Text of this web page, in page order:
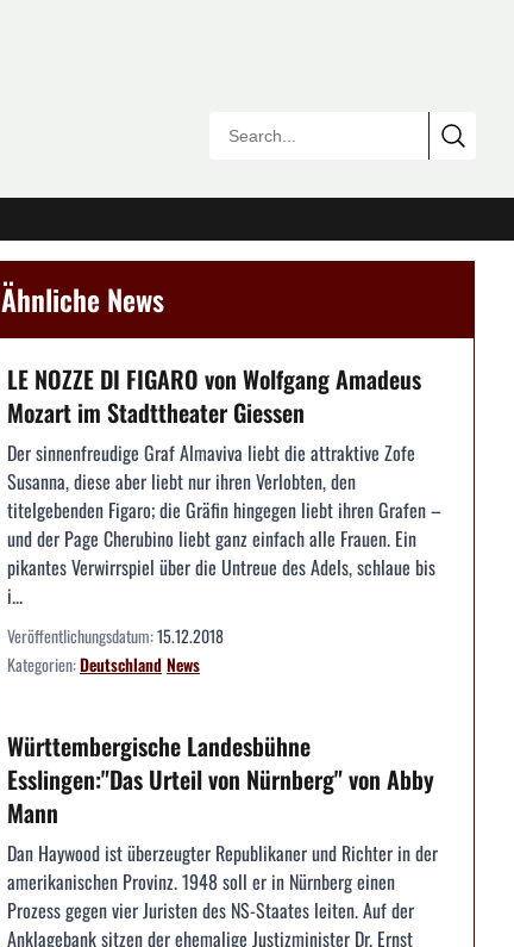
Ähnliche News
LE NOZZE DI FIGARO von Wolfgang Amadeus
Mozart im Stadttheater Giessen
Der sinnenfreudige Graf Almaviva liebt die attraktive Zofe
Susanna, diese aber liebt nur ihren Verlobten, den
titelgebenden Figaro; die Gräfin hingegen liebt ihren Grafen –
und der Page Cherubino liebt ganz einfach alle Frauen. Ein
pikantes Verwirrspiel über die Untreue des Adels, schlaue bis
i...
Veröffentlichungsdatum:15.12.2018
Kategorien:DeutschlandNews
Württembergische Landesbühne
Esslingen:"Das Urteil von Nürnberg" von Abby
Mann
Dan Haywood ist überzeugter Republikaner und Richter in der
amerikanischen Provinz. 1948 soll er in Nürnberg einen
Prozess gegen vier Juristen des NS-Staates leiten. Auf der
Anklagebank sitzen der ehemalige Justizminister Dr. Ernst